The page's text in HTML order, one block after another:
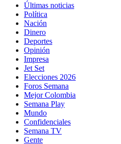
Últimas noticias
Política
Nación
Dinero
Deportes
Opinión
Impresa
Jet Set
Elecciones 2026
Foros Semana
Mejor Colombia
Semana Play
Mundo
Confidenciales
Semana TV
Gente